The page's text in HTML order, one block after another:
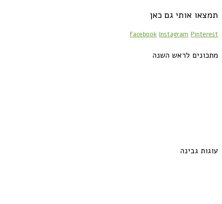
תמצאו אותי גם כאן
Facebook Instagram Pinterest
מתכונים לראש השנה
עוגות גבינה